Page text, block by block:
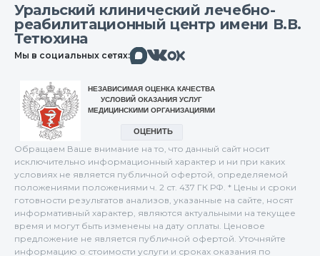
Уральский клинический лечебно-
реабилитационный центр имени В.В.
Тетюхина
Мы в социальных сетях:МаксВконтактеОдноклассники
Обращаем Ваше внимание на то, что данный сайт носит
исключительно информационный характер и ни при каких
условиях не является публичной офертой, определяемой
положениями положениями ч. 2 ст. 437 ГК РФ. * Цены и сроки
готовности результатов анализов, указанные на сайте, носят
информативный характер, являются актуальными на текущее
время и могут быть изменены на дату оплаты. Ценовое
предложение не является публичной офертой. Уточняйте
информацию о стоимости услуги и сроках оказания по